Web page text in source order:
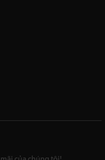
của chúng tôi!